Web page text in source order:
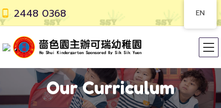
2448 0368
Our Curriculum
EN